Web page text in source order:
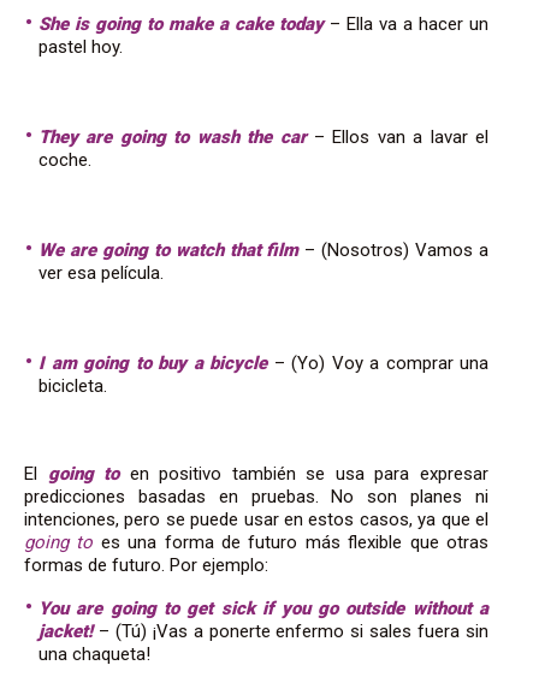
She is going to make a cake today– Ella va a hacer un
pastel hoy.
They are going to wash the car– Ellos van a lavar el
coche.
We are going to watch that film– (Nosotros) Vamos a
ver esa película.
I am going to buy a bicycle– (Yo) Voy a comprar una
bicicleta.
El going toen positivo también se usa para expresar
predicciones basadas en pruebas. No son planes ni
intenciones, pero se puede usar en estos casos, ya que el
going to es una forma de futuro más flexible que otras
formas de futuro. Por ejemplo:
You are going to get sick if you go outside without a
jacket!– (Tú) ¡Vas a ponerte enfermo si sales fuera sin
una chaqueta!